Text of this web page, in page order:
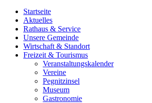
Startseite
Aktuelles
Rathaus & Service
Unsere Gemeinde
Wirtschaft & Standort
Freizeit & Tourismus
Veranstaltungskalender
Vereine
Pegnitzinsel
Museum
Gastronomie